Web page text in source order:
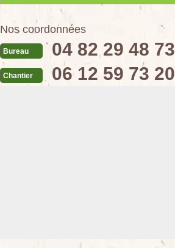
Nos coordonnées
Bureau 04 82 29 48 73
Chantier 06 12 59 73 20